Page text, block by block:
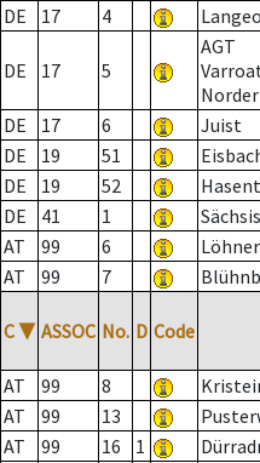
DE
17 4
DE 17 5
AGT
DE 17 6 Juist
DE
19 51
DE
19 52
DE
41 1
AT
99 6
AT
99 7
C ▼ ASSOC No. D Code
AT 99 8
AT
99 13
AT
99 16 1